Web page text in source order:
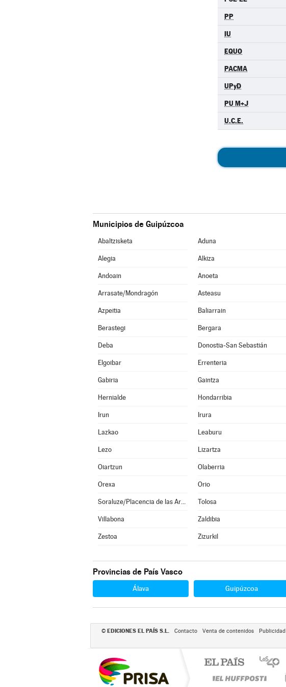
PP
IU
EQUO
PACMA
UPyD
PU M+J
U.C.E.
Municipios de Guipúzcoa
Abaltzisketa Aduna
Alegia Alkiza
Andoain Anoeta
Arrasate/Mondragón Asteasu
Azpeitia Baliarrain
Berastegi Bergara
Deba Donostia-San Sebastián
Elgoibar Errenteria
Gabiria Gaintza
Hernialde Hondarribia
Irun Irura
Lazkao Leaburu
Lezo Lizartza
Oiartzun Olaberria
Orexa Orio
Soraluze/Placencia de las Armas Tolosa
Villabona Zaldibia
Zestoa Zizurkil
Provincias de País Vasco
Álava Guipúzcoa
© EDICIONES EL PAÍS S.L. Contacto Venta de contenidos Publicidad